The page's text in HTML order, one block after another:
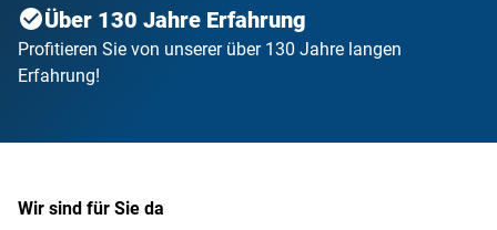
Über 130 Jahre Erfahrung
Profitieren Sie von unserer über 130 Jahre langen
Erfahrung!
Wir sind für Sie da